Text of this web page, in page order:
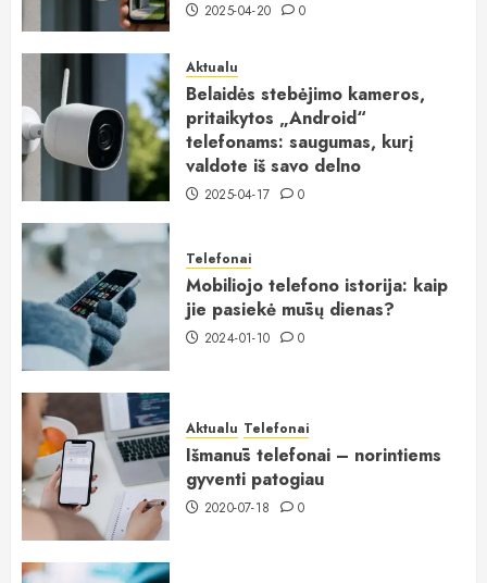
2025-04-20 0
Aktualu
Belaidės stebėjimo kameros,
pritaikytos „Android“
telefonams: saugumas, kurį
valdote iš savo delno
2025-04-17 0
Telefonai
Mobiliojo telefono istorija: kaip
jie pasiekė mūsų dienas?
2024-01-10 0
Aktualu Telefonai
Išmanūs telefonai – norintiems
gyventi patogiau
2020-07-18 0